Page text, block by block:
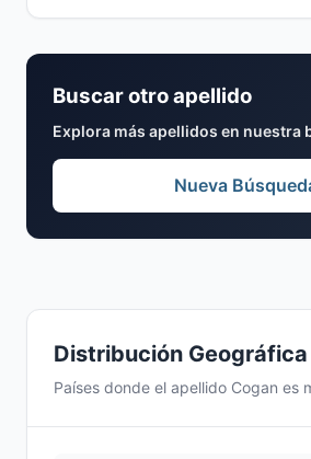
Distribución Geográfica
Países donde el apellido Cogan es
Buscar otro apellido
Explora más apellidos en nuestra
Nueva